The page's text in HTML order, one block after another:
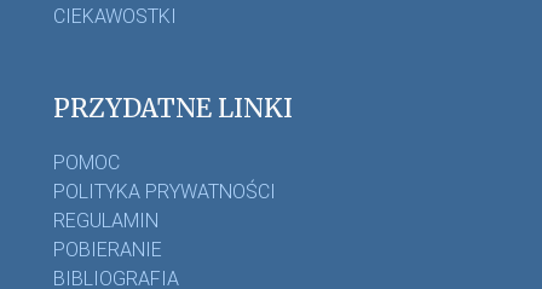
CIEKAWOSTKI
PRZYDATNE LINKI
POMOC
POLITYKA PRYWATNOŚCI
REGULAMIN
POBIERANIE
BIBLIOGRAFIA